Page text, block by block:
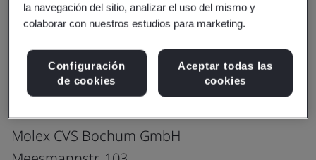
Compartir: Descargar
ISO 50001:2018
Molex CVS Bochum GmbH
la navegación del sitio, analizar el uso del mismo y
colaborar con nuestros estudios para marketing.
Configuración
de cookies
Aceptar todas las
cookies